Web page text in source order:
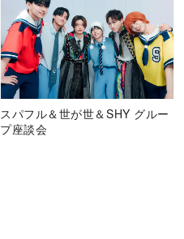
スパフル＆世が世＆SHY グルー
プ座談会